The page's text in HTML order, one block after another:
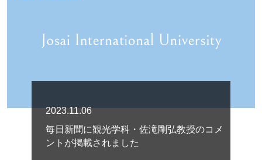
2023.11.06
毎日新聞に観光学科・佐滝剛弘教授のコメ
ントが掲載されました